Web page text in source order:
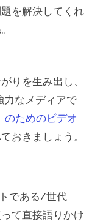
を解決してくれ
りを生み出し、
力なメディアで
のためのビデオ
おきましょう。
であるZ世代
て直接語りかけ